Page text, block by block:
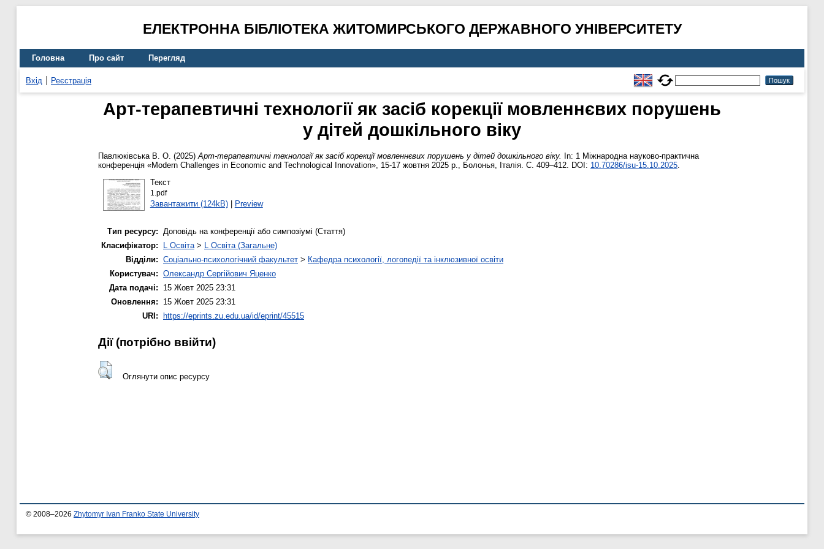
ЕЛЕКТРОННА БІБЛІОТЕКА ЖИТОМИРСЬКОГО ДЕРЖАВНОГО УНІВЕРСИТЕТУ
Головна Про сайт Перегляд
Вхід Реєстрація
Арт-терапевтичні технології як засіб корекції мовленнєвих порушень
у дітей дошкільного віку
Павлюківська В. О. (2025)Арт-терапевтичні технології як засіб корекції мовленнєвих порушень у дітей дошкільного віку.
In: 1 Міжнародна науково-практична
конференція «Modern Challenges in Economic and Technological Innovation», 15-17 жовтня 2025 р., Болонья, Італія. С. 409–412. DOI: 10.70286/isu-15.10.2025.
Текст
1.pdf
Завантажити (124kB)| Preview
Тип ресурсу: Доповідь на конференції або симпозіумі (Стаття)
Класифікатор:
L Освіта> L Освіта (Загальне)
Відділи: Соціально-психологічний факультет > Кафедра психології, логопедії та інклюзивної освіти
Користувач: Олександр Сергійович Яценко
Дата подачі:
15 Жовт 2025 23:31
Оновлення:
15 Жовт 2025 23:31
URI:
https://eprints.zu.edu.ua/id/eprint/45515
Дії ​​(потрібно ввійти)
Оглянути опис ресурсу
© 2008–2026 Zhytomyr Ivan Franko State University